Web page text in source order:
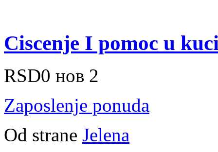
Ciscenje I pomoc u
RSD0 нов 2
Zaposlenje ponuda
Od strane Jelena